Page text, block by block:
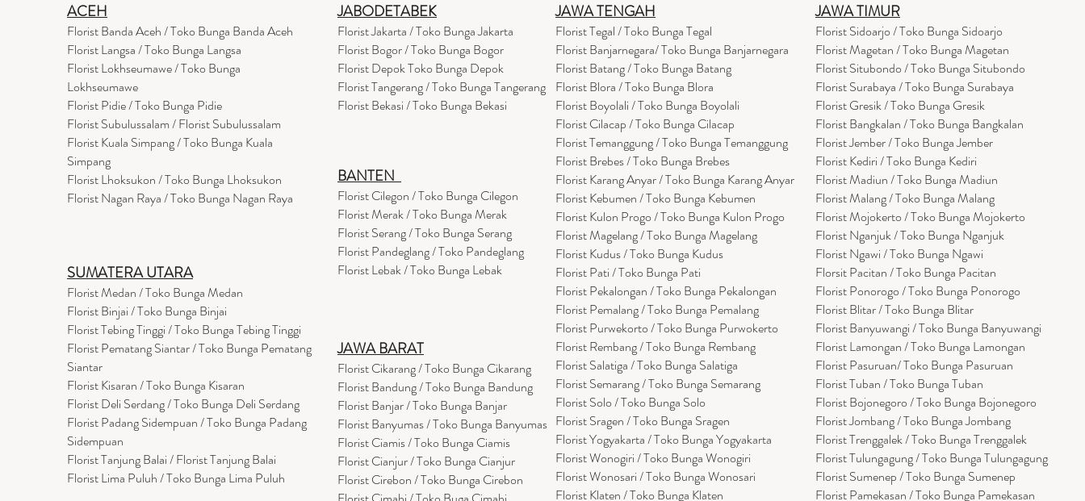
ACEH
Florist Banda Aceh / Toko Bunga Banda Aceh
Florist Langsa / Toko Bunga Langsa
Florist Lokhseumawe / Toko Bunga
Lokhseumawe
Florist Pidie / Toko Bunga Pidie
Florist Subulussalam / Florist Subulussalam
Florist Kuala Simpang / Toko Bunga Kuala
Simpang
Florist Lhoksukon / Toko Bunga Lhoksukon
Florist Nagan Raya / Toko Bunga Nagan Raya
SUMATERA UTARA
Florist Medan / Toko Bunga Medan
Florist Binjai / Toko Bunga Binjai
Florist Tebing Tinggi / Toko Bunga Tebing Tinggi
Florist Pematang Siantar / Toko Bunga Pematang
Siantar
Florist Kisaran / Toko Bunga Kisaran
Florist Deli Serdang / Toko Bunga Deli Serdang
Florist Padang Sidempuan / Toko Bunga Padang
Sidempuan
Florist Tanjung Balai / Florist Tanjung Balai
Florist Lima Puluh / Toko Bunga Lima Puluh
JABODETABEK
Florist Jakarta / Toko Bunga Jakarta
Florist Bogor / Toko Bunga Bogor
Florist Depok Toko Bunga Depok
Florist Tangerang / Toko Bunga Tangerang
Florist Bekasi / Toko Bunga Bekasi
BANTEN
Florist Cilegon / Toko Bunga Cilegon
Florist Merak / Toko Bunga Merak
Florist Serang / Toko Bunga Serang
Florist Pandeglang / Toko Pandeglang
Florist Lebak / Toko Bunga Lebak
JAWA BARAT
Florist Cikarang/ Toko Bunga Cikarang
Florist Bandung / Toko Bunga Bandung
Florist Banjar / Toko Bunga Banjar
Florist Banyumas / Toko Bunga Banyumas
Florist Ciamis / Toko Bunga Ciamis
Florist Cianjur / Toko Bunga Cianjur
Florist Cirebon / Toko Bunga Cirebon
JAWA TENGAH
Florist Tegal / Toko Bunga Tegal
Florist Banjarnegara/ Toko Bunga Banjarnegara
Florist Batang / Toko Bunga Batang
Florist Blora / Toko Bunga Blora
Florist Boyolali / Toko Bunga Boyolali
Florist Cilacap / Toko Bunga Cilacap
Florist Temanggung / Toko Bunga Temanggung
Florist Brebes / Toko Bunga Brebes
Florist Karang Anyar / Toko Bunga Karang Anyar
Florist Kebumen / Toko Bunga Kebumen
Florist Kulon Progo / Toko Bunga Kulon Progo
Florist Magelang / Toko Bunga Magelang
Florist Kudus / Toko Bunga Kudus
Florist Pati / Toko Bunga Pati
Florist Pekalongan / Toko Bunga Pekalongan
Florist Pemalang / Toko Bunga Pemalang
Florist Purwekorto / Toko Bunga Purwokerto
Florist Rembang / Toko Bunga Rembang
Florist Salatiga / Toko Bunga Salatiga
Florist Semarang / Toko Bunga Semarang
Florist Solo / Toko Bunga Solo
Florist Sragen / Toko Bunga Sragen
Florist Yogyakarta / Toko Bunga Yogyakarta
Florist Wonogiri / Toko Bunga Wonogiri
Florist Wonosari / Toko Bunga Wonosari
Florist Klaten / Toko Bunga Klaten
JAWA TIMUR
Florist Sidoarjo / Toko Bunga Sidoarjo
Florist Magetan / Toko Bunga Magetan
Florist Situbondo / Toko Bunga Situbondo
Florist Surabaya / Toko Bunga Surabaya
Florist Gresik / Toko Bunga Gresik
FloristBangkalan / Toko Bunga Bangkalan
Florist Jember / Toko Bunga Jember
Florist Kediri / Toko Bunga Kediri
Florist Madiun / Toko Bunga Madiun
Florist Malang / Toko Bunga Malang
Florist Mojokerto / Toko Bunga Mojokerto
Florist Nganjuk / Toko Bunga Nganjuk
Florist Ngawi /Toko Bunga Ngawi
Florsit Pacitan / Toko Bunga Pacitan
Florist Ponorogo / Toko Bunga Ponorogo
Florist Blitar / Toko Bunga Blitar
Florist Banyuwangi / Toko Bunga Banyuwangi
Florist Lamongan / Toko Bunga Lamongan
Florist Pasuruan/ Toko Bunga Pasuruan
Florist Tuban / Toko Bunga Tuban
Florist Bojonegoro / Toko Bunga Bojonegoro
Florist Jombang / Toko Bunga Jombang
Florist Trenggalek / Toko Bunga Trenggalek
Florist Tulungagung / Toko Bunga Tulungagung
Florist Sumenep / Toko Bunga Sumenep
Florist Pamekasan / Toko Bunga Pamekasan